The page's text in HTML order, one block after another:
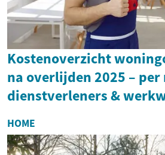
Kostenoverzicht
na overlijden 2025 – per
dienstverleners &
HOME